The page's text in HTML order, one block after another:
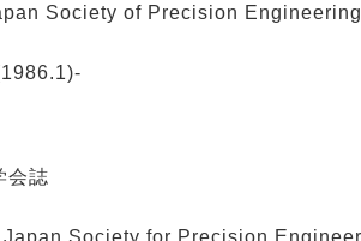
Society of Precision
会誌
Society for Precision